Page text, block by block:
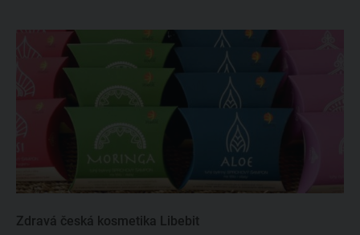
Zdravá česká kosmetika Libebit